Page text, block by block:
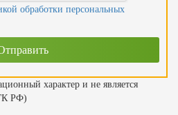
обработки персональных
характер и не является
РФ)